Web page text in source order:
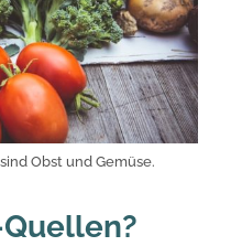
Obst und Gemüse.